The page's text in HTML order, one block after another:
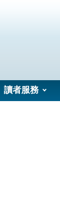
讀者服務